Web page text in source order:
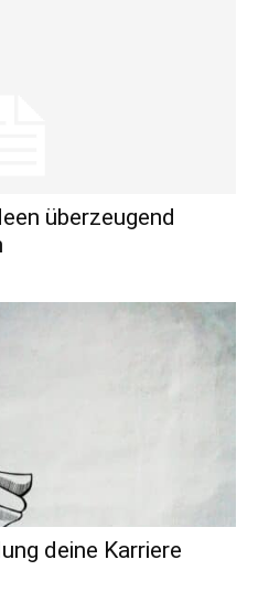
überzeugend
deine Karriere